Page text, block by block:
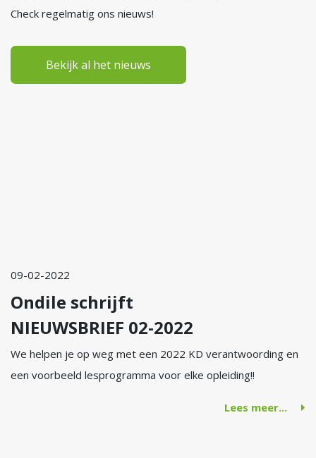
Check regelmatig ons nieuws!
Bekijk al het nieuws
09-02-2022
Ondile schrijft
NIEUWSBRIEF 02-2022
We helpen je op weg met een 2022 KD verantwoording en
een voorbeeld lesprogramma voor elke opleiding!!
Lees meer...